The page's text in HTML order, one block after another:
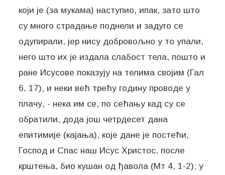
који је (за мукама) наступио, ипак, зато што
су много страдање поднели и задуго се
одупирали, јер нису добровољно у то упали,
него што их је издала слабост тела, пошто и
ране Исусове показују на телима својим (Гал
6, 17), и неки већ трећу годину проводе у
плачу, - нека им се, по сећању кад су се
обратили, дода још четрдесет дана
епитимије (кајања), које дане је постећи,
Господ и Спас наш Исус Христос, после
крштења, био кушан од ђавола (Мт 4, 1-2); у